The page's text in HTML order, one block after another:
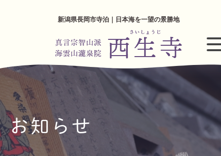
新潟県長岡市寺泊｜日本海を一望の景勝地
お知らせ